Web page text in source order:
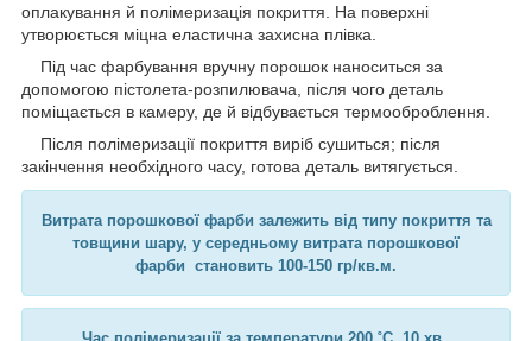
оплакування й полімеризація покриття. На поверхні
утворюється міцна еластична захисна плівка.
Під час фарбування вручну порошок наноситься за
допомогою пістолета-розпилювача, після чого деталь
поміщається в камеру, де й відбувається термооброблення.
Після полімеризації покриття виріб сушиться; після
закінчення необхідного часу, готова деталь витягується.
Витрата порошкової фарби залежить від типу покриття та
товщини шару, у середньому витрата порошкової
фарби становить 100-150 гр/кв.м.